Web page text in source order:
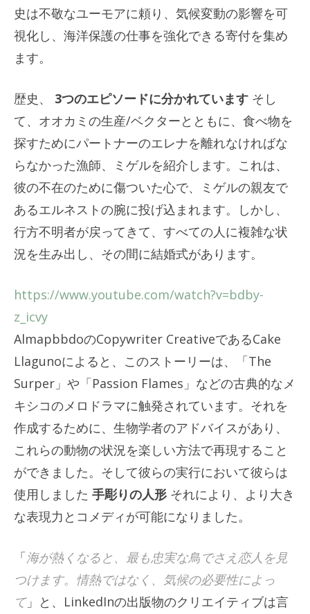
史は不敬なユーモアに頼り、気候変動の影響を可
視化し、海洋保護の仕事を強化できる寄付を集め
ます。
歴史、 3つのエピソードに分かれています そし
て、オオカミの生産/ベクターとともに、食べ物を
探すためにパートナーのエレナを離れなければな
らなかった漁師、ミゲルを紹介します。これは、
彼の不在のために傷ついた心で、ミゲルの親友で
あるエルネストの腕に投げ込まれます。しかし、
行方不明者が戻ってきて、すべての人に複雑な状
況を生み出し、その間に結婚式があります。
https://www.youtube.com/watch?v=bdby-
z_icvy
AlmapbbdoのCopywriter CreativeであるCake
Llagunoによると、このストーリーは、「The
Surper」や「Passion Flames」などの古典的なメ
キシコのメロドラマに触発されています。それを
作成するために、生物学者のアドバイスがあり、
これらの動物の状況を楽しい方法で再現すること
ができました。そして彼らの実行において彼らは
使用しました 手彫りの人形 それにより、より大き
な表現力とコメディが可能になりました。
「海が熱くなると、最も忠実な鳥でさえ恋人を見
つけます。情熱ではなく、気候の必要性によっ
て」と、LinkedInの出版物のクリエイティブは言